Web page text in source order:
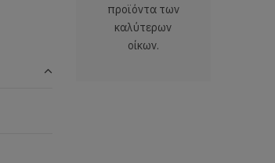
προϊόντα των
καλύτερων
οίκων.